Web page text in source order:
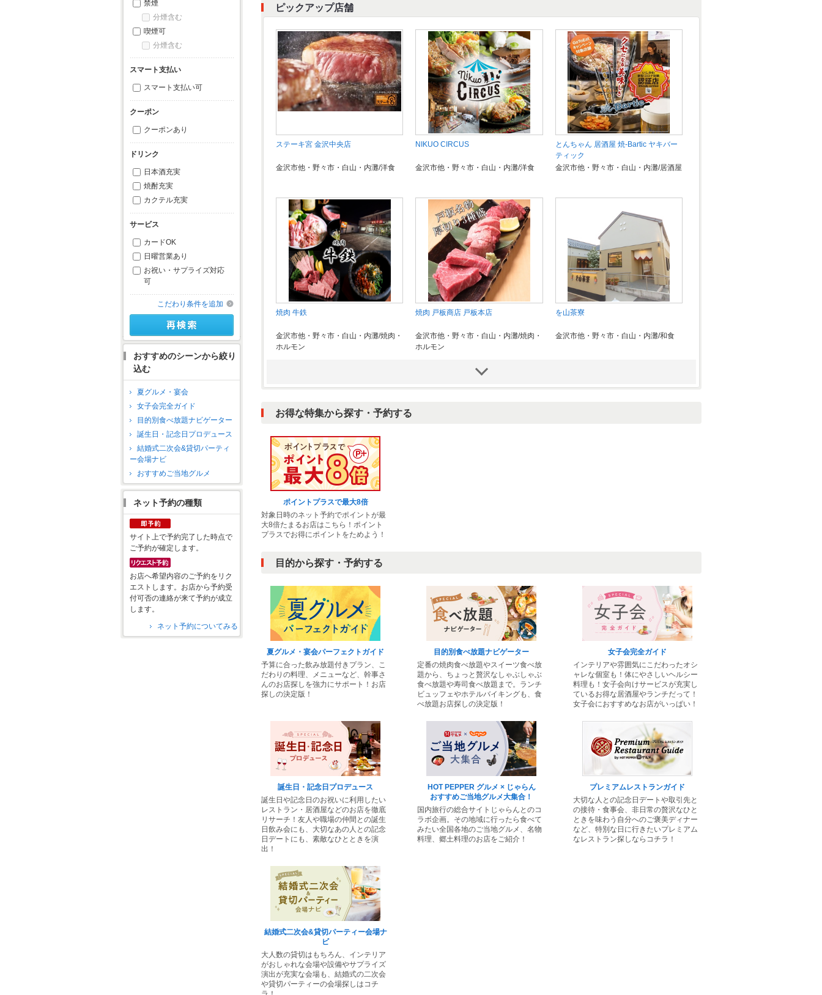
禁煙
分煙含む
喫煙可
分煙含む
スマート支払い
スマート支払い可
クーポン
クーポンあり
ドリンク
日本酒充実
焼酎充実
カクテル充実
サービス
カードOK
日曜営業あり
お祝い・サプライズ対応
可
こだわり条件を追加
おすすめのシーンから絞り
込む
夏グルメ・宴会
女子会完全ガイド
目的別食べ放題ナビゲーター
誕生日・記念日プロデュース
結婚式二次会&貸切パーティ
ー会場ナビ
おすすめご当地グルメ
ネット予約の種類
サイト上で予約完了した時点で
ご予約が確定します。
お店へ希望内容のご予約をリク
エストします。お店から予約受
付可否の連絡が来て予約が成立
します。
ネット予約についてみる
ピックアップ店舗
ステーキ宮 金沢中央店
金沢市他・野々市・白山・内灘/洋食
NIKUO CIRCUS
金沢市他・野々市・白山・内灘/洋食
とんちゃん 居酒屋 焼-Bartic ヤキバー
ティック
金沢市他・野々市・白山・内灘/居酒屋
焼肉 牛鉄
金沢市他・野々市・白山・内灘/焼肉・
ホルモン
焼肉 戸板商店 戸板本店
金沢市他・野々市・白山・内灘/焼肉・
ホルモン
を山茶寮
金沢市他・野々市・白山・内灘/和食
金沢なごみ亭 北都 ほくと
金沢市他・野々市・白山・内灘/和食
焼肉 一善 いちぜん 金沢 野々市
金沢市他・野々市・白山・内灘/焼肉・
ホルモン
金沢焼肉 山下寅次郎
金沢市他・野々市・白山・内灘/焼肉・
ホルモン
金沢市他・野々市・白山・内灘/焼肉・
ホルモン
お得な特集から探す・予約する
ポイントプラスで最大8倍
対象日時のネット予約でポイントが最
大8倍たまるお店はこちら！ポイント
プラスでお得にポイントをためよう！
目的から探す・予約する
夏グルメ・宴会パーフェクトガイド
予算に合った飲み放題付きプラン、こ
だわりの料理、メニューなど、幹事さ
んのお店探しを強力にサポート！お店
探しの決定版！
目的別食べ放題ナビゲーター
定番の焼肉食べ放題やスイーツ食べ放
題から、ちょっと贅沢なしゃぶしゃぶ
食べ放題や寿司食べ放題まで。ランチ
ビュッフェやホテルバイキングも、食
べ放題お店探しの決定版！
女子会完全ガイド
インテリアや雰囲気にこだわったオシ
ャレな個室も！体にやさしいヘルシー
料理も！女子会向けサービスが充実し
ているお得な居酒屋やランチだって！
女子会におすすめなお店がいっぱい！
誕生日・記念日プロデュース
誕生日や記念日のお祝いに利用したい
レストラン・居酒屋などのお店を徹底
リサーチ！友人や職場の仲間との誕生
日飲み会にも、大切なあの人との記念
日デートにも、素敵なひとときを演
出！
HOT PEPPER グルメ × じゃらん
おすすめご当地グルメ大集合！
国内旅行の総合サイトじゃらんとのコ
ラボ企画。その地域に行ったら食べて
みたい全国各地のご当地グルメ、名物
料理、郷土料理のお店をご紹介！
プレミアムレストランガイド
大切な人との記念日デートや取引先と
の接待・食事会、非日常の贅沢なひと
ときを味わう自分へのご褒美ディナー
など、特別な日に行きたいプレミアム
なレストラン探しならコチラ！
結婚式二次会&貸切パーティー会場ナ
ビ
大人数の貸切はもちろん、インテリア
がおしゃれな会場や設備やサプライズ
演出が充実な会場も、結婚式の二次会
や貸切パーティーの会場探しはコチ